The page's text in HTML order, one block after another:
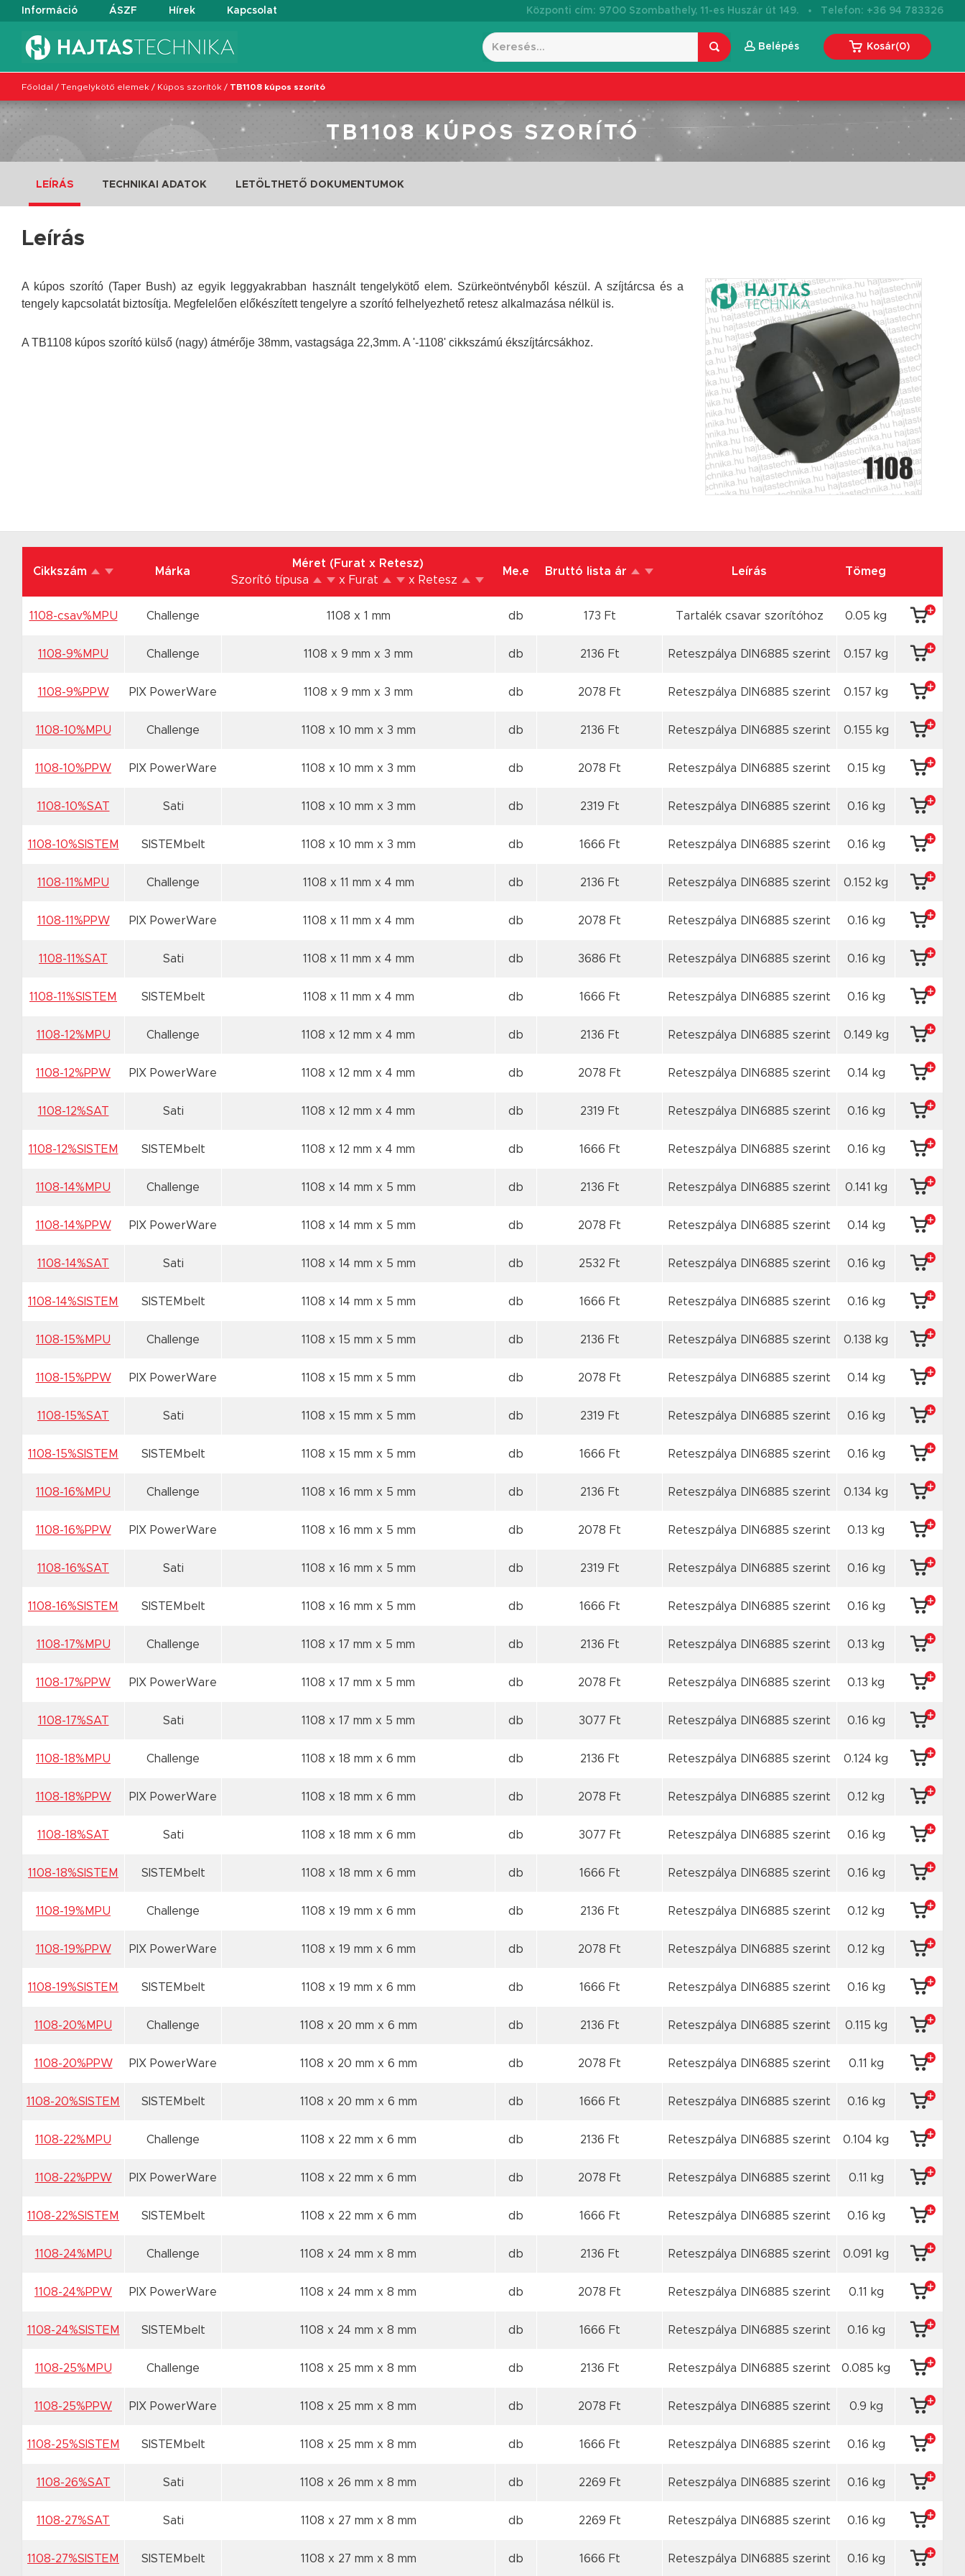
Információ ÁSZF Hírek Kapcsolat Központi cím: 9700 Szombathely, 11-es Huszár út 149. · Telefon: +36 94 783326
Belépés Kosár(0)
Főoldal / Tengelykötő elemek / Kúpos szorítók / TB1108 kúpos szorító
TB1108 KÚPOS SZORÍTÓ
LEÍRÁS TECHNIKAI ADATOK LETÖLTHETŐ DOKUMENTUMOK
Leírás
A kúpos szorító (Taper Bush) az egyik leggyakrabban használt tengelykötő elem. Szürkeöntvényből készül. A szíjtárcsa és a
tengely kapcsolatát biztosítja. Megfelelően előkészített tengelyre a szorító felhelyezhető retesz alkalmazása nélkül is.
A TB1108 kúpos szorító külső (nagy) átmérője 38mm, vastagsága 22,3mm. A '-1108' cikkszámú ékszíjtárcsákhoz.
Cikkszám Márka
Méret (Furat x Retesz)
Szorító típusa
x Furat x Retesz
Me.e Bruttó lista ár Leírás Tömeg
1108-csav%MPU Challenge 1108 x 1 mm db 173 Ft Tartalék csavar szorítóhoz 0.05 kg
1108-9%MPU Challenge 1108 x 9 mm x 3 mm db 2136 Ft Reteszpálya DIN6885 szerint 0.157 kg
1108-9%PPW PIX PowerWare 1108 x 9 mm x 3 mm db 2078 Ft Reteszpálya DIN6885 szerint 0.157 kg
1108-10%MPU Challenge 1108 x 10 mm x 3 mm db 2136 Ft Reteszpálya DIN6885 szerint 0.155 kg
1108-10%PPW PIX PowerWare 1108 x 10 mm x 3 mm db 2078 Ft Reteszpálya DIN6885 szerint 0.15 kg
1108-10%SAT Sati 1108 x 10 mm x 3 mm db 2319 Ft Reteszpálya DIN6885 szerint 0.16 kg
1108-10%SISTEM SISTEMbelt 1108 x 10 mm x 3 mm db 1666 Ft Reteszpálya DIN6885 szerint 0.16 kg
1108-11%MPU Challenge 1108 x 11 mm x 4 mm db 2136 Ft Reteszpálya DIN6885 szerint 0.152 kg
1108-11%PPW PIX PowerWare 1108 x 11 mm x 4 mm db 2078 Ft Reteszpálya DIN6885 szerint 0.16 kg
1108-11%SAT Sati 1108 x 11 mm x 4 mm db 3686 Ft Reteszpálya DIN6885 szerint 0.16 kg
1108-11%SISTEM SISTEMbelt 1108 x 11 mm x 4 mm db 1666 Ft Reteszpálya DIN6885 szerint 0.16 kg
1108-12%MPU Challenge 1108 x 12 mm x 4 mm db 2136 Ft Reteszpálya DIN6885 szerint 0.149 kg
1108-12%PPW PIX PowerWare 1108 x 12 mm x 4 mm db 2078 Ft Reteszpálya DIN6885 szerint 0.14 kg
1108-12%SAT Sati 1108 x 12 mm x 4 mm db 2319 Ft Reteszpálya DIN6885 szerint 0.16 kg
1108-12%SISTEM SISTEMbelt 1108 x 12 mm x 4 mm db 1666 Ft Reteszpálya DIN6885 szerint 0.16 kg
1108-14%MPU Challenge 1108 x 14 mm x 5 mm db 2136 Ft Reteszpálya DIN6885 szerint 0.141 kg
1108-14%PPW PIX PowerWare 1108 x 14 mm x 5 mm db 2078 Ft Reteszpálya DIN6885 szerint 0.14 kg
1108-14%SAT Sati 1108 x 14 mm x 5 mm db 2532 Ft Reteszpálya DIN6885 szerint 0.16 kg
1108-14%SISTEM SISTEMbelt 1108 x 14 mm x 5 mm db 1666 Ft Reteszpálya DIN6885 szerint 0.16 kg
1108-15%MPU Challenge 1108 x 15 mm x 5 mm db 2136 Ft Reteszpálya DIN6885 szerint 0.138 kg
1108-15%PPW PIX PowerWare 1108 x 15 mm x 5 mm db 2078 Ft Reteszpálya DIN6885 szerint 0.14 kg
1108-15%SAT Sati 1108 x 15 mm x 5 mm db 2319 Ft Reteszpálya DIN6885 szerint 0.16 kg
1108-15%SISTEM SISTEMbelt 1108 x 15 mm x 5 mm db 1666 Ft Reteszpálya DIN6885 szerint 0.16 kg
1108-16%MPU Challenge 1108 x 16 mm x 5 mm db 2136 Ft Reteszpálya DIN6885 szerint 0.134 kg
1108-16%PPW PIX PowerWare 1108 x 16 mm x 5 mm db 2078 Ft Reteszpálya DIN6885 szerint 0.13 kg
1108-16%SAT Sati 1108 x 16 mm x 5 mm db 2319 Ft Reteszpálya DIN6885 szerint 0.16 kg
1108-16%SISTEM SISTEMbelt 1108 x 16 mm x 5 mm db 1666 Ft Reteszpálya DIN6885 szerint 0.16 kg
1108-17%MPU Challenge 1108 x 17 mm x 5 mm db 2136 Ft Reteszpálya DIN6885 szerint 0.13 kg
1108-17%PPW PIX PowerWare 1108 x 17 mm x 5 mm db 2078 Ft Reteszpálya DIN6885 szerint 0.13 kg
1108-17%SAT Sati 1108 x 17 mm x 5 mm db 3077 Ft Reteszpálya DIN6885 szerint 0.16 kg
1108-18%MPU Challenge 1108 x 18 mm x 6 mm db 2136 Ft Reteszpálya DIN6885 szerint 0.124 kg
1108-18%PPW PIX PowerWare 1108 x 18 mm x 6 mm db 2078 Ft Reteszpálya DIN6885 szerint 0.12 kg
1108-18%SAT Sati 1108 x 18 mm x 6 mm db 3077 Ft Reteszpálya DIN6885 szerint 0.16 kg
1108-18%SISTEM SISTEMbelt 1108 x 18 mm x 6 mm db 1666 Ft Reteszpálya DIN6885 szerint 0.16 kg
1108-19%MPU Challenge 1108 x 19 mm x 6 mm db 2136 Ft Reteszpálya DIN6885 szerint 0.12 kg
1108-19%PPW PIX PowerWare 1108 x 19 mm x 6 mm db 2078 Ft Reteszpálya DIN6885 szerint 0.12 kg
1108-19%SISTEM SISTEMbelt 1108 x 19 mm x 6 mm db 1666 Ft Reteszpálya DIN6885 szerint 0.16 kg
1108-20%MPU Challenge 1108 x 20 mm x 6 mm db 2136 Ft Reteszpálya DIN6885 szerint 0.115 kg
1108-20%PPW PIX PowerWare 1108 x 20 mm x 6 mm db 2078 Ft Reteszpálya DIN6885 szerint 0.11 kg
1108-20%SISTEM SISTEMbelt 1108 x 20 mm x 6 mm db 1666 Ft Reteszpálya DIN6885 szerint 0.16 kg
1108-22%MPU Challenge 1108 x 22 mm x 6 mm db 2136 Ft Reteszpálya DIN6885 szerint 0.104 kg
1108-22%PPW PIX PowerWare 1108 x 22 mm x 6 mm db 2078 Ft Reteszpálya DIN6885 szerint 0.11 kg
1108-22%SISTEM SISTEMbelt 1108 x 22 mm x 6 mm db 1666 Ft Reteszpálya DIN6885 szerint 0.16 kg
1108-24%MPU Challenge 1108 x 24 mm x 8 mm db 2136 Ft Reteszpálya DIN6885 szerint 0.091 kg
1108-24%PPW PIX PowerWare 1108 x 24 mm x 8 mm db 2078 Ft Reteszpálya DIN6885 szerint 0.11 kg
1108-24%SISTEM SISTEMbelt 1108 x 24 mm x 8 mm db 1666 Ft Reteszpálya DIN6885 szerint 0.16 kg
1108-25%MPU Challenge 1108 x 25 mm x 8 mm db 2136 Ft Reteszpálya DIN6885 szerint 0.085 kg
1108-25%PPW PIX PowerWare 1108 x 25 mm x 8 mm db 2078 Ft Reteszpálya DIN6885 szerint 0.9 kg
1108-25%SISTEM SISTEMbelt 1108 x 25 mm x 8 mm db 1666 Ft Reteszpálya DIN6885 szerint 0.16 kg
1108-26%SAT Sati 1108 x 26 mm x 8 mm db 2269 Ft Reteszpálya DIN6885 szerint 0.16 kg
1108-27%SAT Sati 1108 x 27 mm x 8 mm db 2269 Ft Reteszpálya DIN6885 szerint 0.16 kg
1108-27%SISTEM SISTEMbelt 1108 x 27 mm x 8 mm db 1666 Ft Reteszpálya DIN6885 szerint 0.16 kg